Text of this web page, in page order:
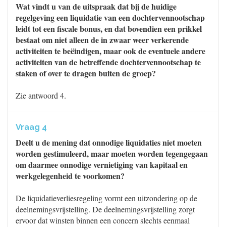
Wat vindt u van de uitspraak dat bij de huidige
regelgeving een liquidatie van een dochtervennootschap
leidt tot een fiscale bonus, en dat bovendien een prikkel
bestaat om niet alleen de in zwaar weer verkerende
activiteiten te beëindigen, maar ook de eventuele andere
activiteiten van de betreffende dochtervennootschap te
staken of over te dragen buiten de groep?
Zie antwoord 4.
Vraag 4
Deelt u de mening dat onnodige liquidaties niet moeten
worden gestimuleerd, maar moeten worden tegengegaan
om daarmee onnodige vernietiging van kapitaal en
werkgelegenheid te voorkomen?
De liquidatieverliesregeling vormt een uitzondering op de
deelnemingsvrijstelling. De deelnemingsvrijstelling zorgt
ervoor dat winsten binnen een concern slechts eenmaal